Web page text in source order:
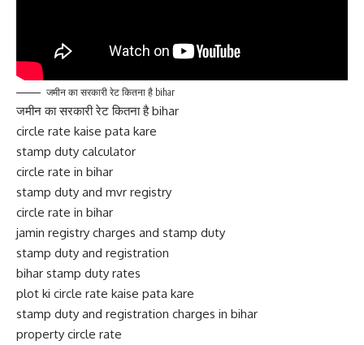
जमीन का सरकारी रेट कितना है bihar
जमीन का सरकारी रेट कितना है bihar
circle rate kaise pata kare
stamp duty calculator
circle rate in bihar
stamp duty and mvr registry
circle rate in bihar
jamin registry charges and stamp duty
stamp duty and registration
bihar stamp duty rates
plot ki circle rate kaise pata kare
stamp duty and registration charges in bihar
property circle rate